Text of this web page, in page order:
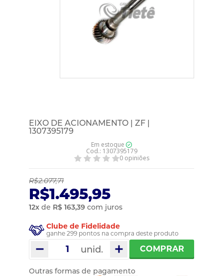
EIXO DE ACIONAMENTO | ZF |
1307395179
Em estoque
Cod.: 1307395179
0 opiniões
R$2.077,71
R$1.495,95
12x de R$ 163,39 com juros
Clube de Fidelidade
ganhe 299 pontos na compra deste produto
unid. COMPRAR
Outras formas de pagamento